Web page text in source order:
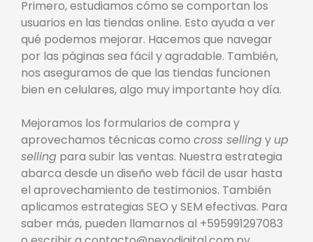
Primero, estudiamos cómo se comportan los
usuarios en las tiendas online. Esto ayuda a ver
qué podemos mejorar. Hacemos que navegar
por las páginas sea fácil y agradable. También,
nos aseguramos de que las tiendas funcionen
bien en celulares, algo muy importante hoy día.
Mejoramos los formularios de compra y
aprovechamos técnicas como cross sellingy up
selling para subir las ventas. Nuestra estrategia
abarca desde un diseño web fácil de usar hasta
el aprovechamiento de testimonios. También
aplicamos estrategias SEO y SEM efectivas. Para
saber más, pueden llamarnos al +595991297083